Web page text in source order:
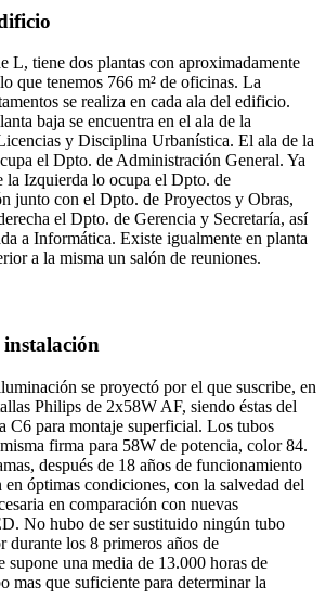
L, tiene dos plantas con aproximadamente
que tenemos 766 m² de oficinas. La
se realiza en cada ala del edificio.
baja se encuentra en el ala de la
y Disciplina Urbanística. El ala de la
el Dpto. de Administración General. Ya
la Izquierda lo ocupa el Dpto. de
junto con el Dpto. de Proyectos y Obras,
el Dpto. de Gerencia y Secretaría, así
a Informática. Existe igualmente en planta
a la misma un salón de reuniones.
se proyectó por el que suscribe, en
Philips de 2x58W AF, siendo éstas del
C6 para montaje superficial. Los tubos
firma para 58W de potencia, color 84.
después de 18 años de funcionamiento
óptimas condiciones, con la salvedad del
en comparación con nuevas
No hubo de ser sustituido ningún tubo
durante los 8 primeros años de
una media de 13.000 horas de
mas que suficiente para determinar la